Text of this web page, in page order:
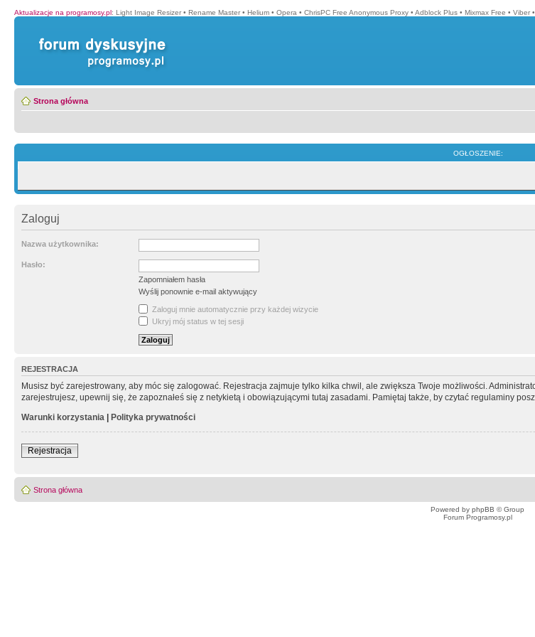
Aktualizacje na programosy.pl: Light Image Resizer • Rename Master • Helium • Opera • ChrisPC Free Anonymous Proxy • Adblock Plus • Mixmax Free • Viber •
Strona główna
OGŁOSZENIE:
Zaloguj
Nazwa użytkownika:
Hasło:
Zapomniałem hasła
Wyślij ponownie e-mail aktywujący
Zaloguj mnie automatycznie przy każdej wizycie
Ukryj mój status w tej sesji
REJESTRACJA
Musisz być zarejestrowany, aby móc się zalogować. Rejestracja zajmuje tylko kilka chwil, ale zwiększa Twoje możliwości.
zarejestrujesz, upewnij się, że zapoznałeś się z netykietą i obowiązującymi tutaj zasadami. Pamiętaj także, by czytać regulaminy
Warunki korzystania | Polityka prywatności
Rejestracja
Strona główna
Powered by phpBB © Group
Forum Programosy.pl